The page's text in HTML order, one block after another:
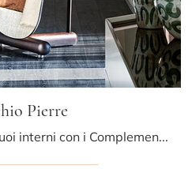
Pierre
Desideri impreziosire i tuoi interni con i Complementi Cattelan Italia? Ti presentiamo differenti modelli di specchi in legno come Specchio Pierre.